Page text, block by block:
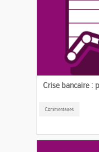
Crise bancaire :
Commentaires